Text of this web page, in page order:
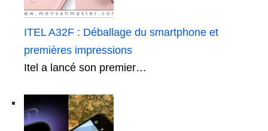
ITEL A32F : Déballage du smartphone et
premières impressions
Itel a lancé son premier…